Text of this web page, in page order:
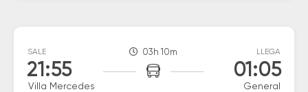
SALE
21:55
Villa Mercedes
03h 10m LLEGA
01:05
General